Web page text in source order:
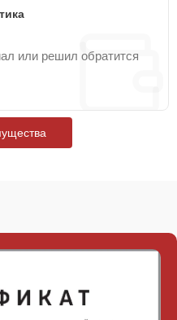
или решил обратится